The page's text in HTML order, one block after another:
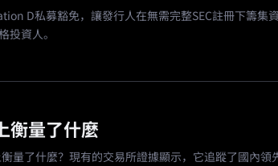
D私募豁免，讓發行人在無需完整SEC註冊下籌集資
投資人。
衡量了什麼
量了什麼？現有的交易所證據顯示，它追蹤了國內領